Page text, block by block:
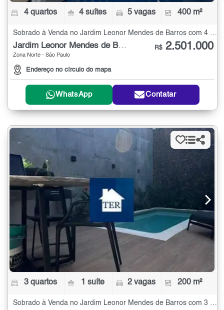
4 quartos 4 suítes 5 vagas 400 m²
Jardim Leonor Mendes de Barros
Zona Norte - São Paulo
Endereço no círculo do mapa
R$ 2.501.000
WhatsApp Contatar
3 quartos 1 suíte 2 vagas 200 m²
Sobrado à Venda no Jardim Leonor Mendes de Barros com 3 quartos - 200 m²